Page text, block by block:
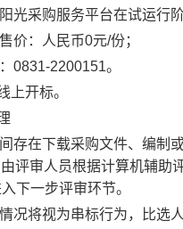
光采购服务平台在试运行
价：人民币0元/份；
0831-2200151。
上开标。
存在下载采购文件、编制
由评审人员根据计算机辅助
下一步评审环节。
况将视为串标行为，比选